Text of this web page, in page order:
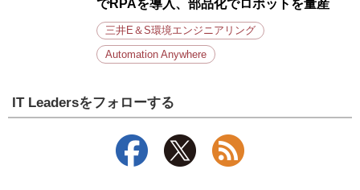
でRPAを導入、部品化でロボットを量産
三井E＆S環境エンジニアリング
Automation Anywhere
IT Leadersをフォローする